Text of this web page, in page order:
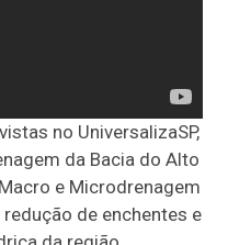
no UniversalizaSP,
da Bacia do Alto
e Microdrenagem
de enchentes e